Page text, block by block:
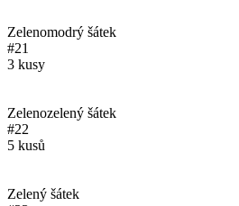
Zelenomodrý šátek
#21
3 kusy
Zelenozelený šátek
#22
5 kusů
Zelený šátek